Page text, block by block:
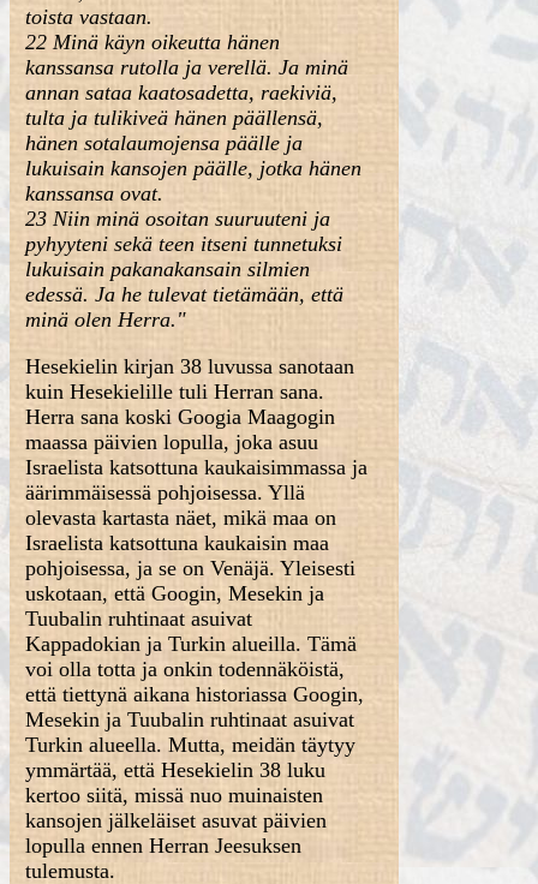
toista vastaan.
22 Minä käyn oikeutta hänen
kanssansa rutolla ja verellä. Ja minä
annan sataa kaatosadetta, raekiviä,
tulta ja tulikiveä hänen päällensä,
hänen sotalaumojensa päälle ja
lukuisain kansojen päälle, jotka hänen
kanssansa ovat.
23 Niin minä osoitan suuruuteni ja
pyhyyteni sekä teen itseni tunnetuksi
lukuisain pakanakansain silmien
edessä. Ja he tulevat tietämään, että
minä olen Herra."
Hesekielin kirjan 38 luvussa sanotaan
kuin Hesekielille tuli Herran sana.
Herra sana koski Googia Maagogin
maassa päivien lopulla, joka asuu
Israelista katsottuna kaukaisimmassa ja
äärimmäisessä pohjoisessa. Yllä
olevasta kartasta näet, mikä maa on
Israelista katsottuna kaukaisin maa
pohjoisessa, ja se on Venäjä. Yleisesti
uskotaan, että Googin, Mesekin ja
Tuubalin ruhtinaat asuivat
Kappadokian ja Turkin alueilla. Tämä
voi olla totta ja onkin todennäköistä,
että tiettynä aikana historiassa Googin,
Mesekin ja Tuubalin ruhtinaat asuivat
Turkin alueella. Mutta, meidän täytyy
ymmärtää, että Hesekielin 38 luku
kertoo siitä, missä nuo muinaisten
kansojen jälkeläiset asuvat päivien
lopulla ennen Herran Jeesuksen
tulemusta.